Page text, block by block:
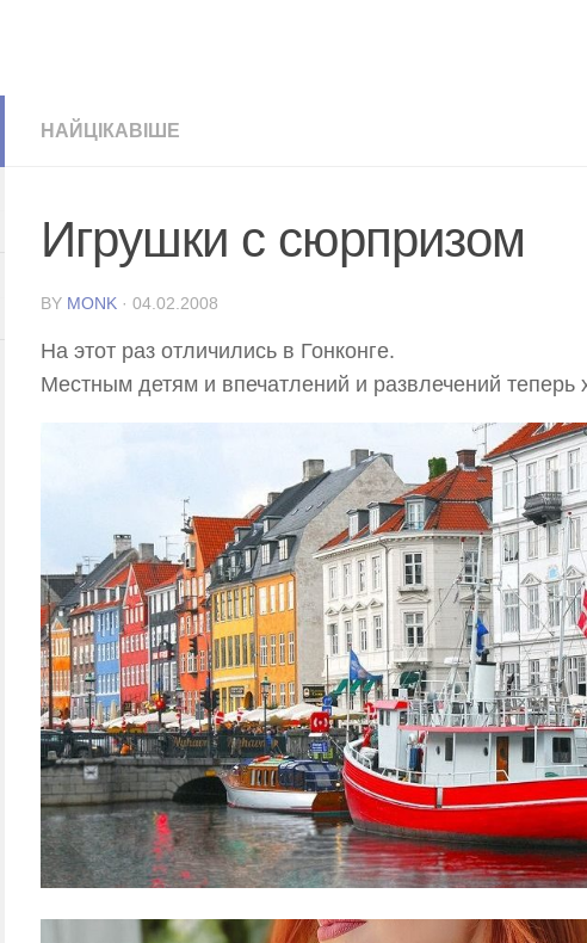
НАЙЦІКАВІШЕ
Игрушки с сюрпризом
BY MONK · 04.02.2008
На этот раз отличились в Гонконге.
Местным детям и впечатлений и развлечений теперь